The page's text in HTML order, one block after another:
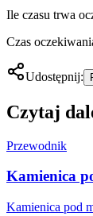
Ile czasu trwa
Czas
Udostępnij:
Czytaj
Przewodnik
Kamienica
Kamienica pod